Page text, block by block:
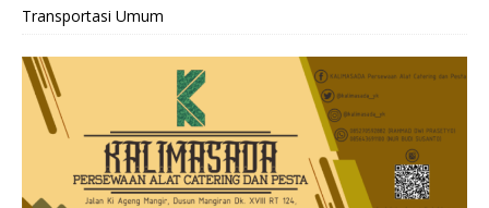
Transportasi Umum